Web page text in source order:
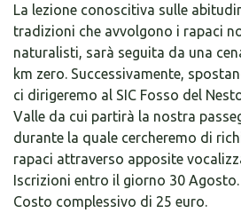
La lezione conoscitiva sulle
tradizioni che avvolgono i rapaci
naturalisti, sarà seguita da una
km zero. Successivamente,
ci dirigeremo al SIC Fosso del
Valle da cui partirà la nostra
durante la quale cercheremo di
rapaci attraverso apposite
Iscrizioni entro il giorno 30 Agosto.
Costo complessivo di 25 euro.